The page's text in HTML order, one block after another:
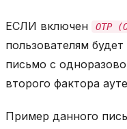
ЕСЛИ включен OTP
пользователям
письмо с
второго фактора
Пример данного